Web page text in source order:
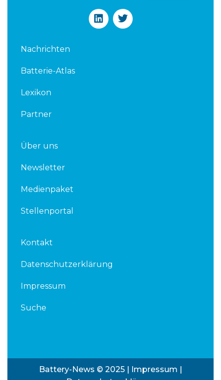
L
i
T
w
Nachrichten
Batterie-Atlas
Lexikon
Partner
Über uns
Newsletter
Medienpaket
Stellenportal
Kontakt
Datenschutzerklärung
Impressum
Suche
Battery-News © 2025 | Impressum |